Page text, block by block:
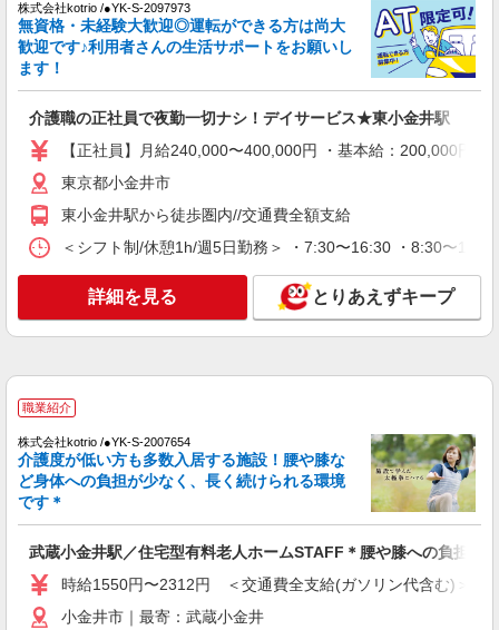
職業紹介
株式会社kotrio /●YK-S-2007654
＊腰や膝への負担少なめ◎
時給1550円〜2312円 ＜交通費全支給(ガソリ
キープ 詳細を見る
株式会社kotrio /●TC-H-1992649
小金井市内
キープ 詳細を見る
株式会社kotrio /●TC-H-1882937
レア＊欠員により急募！シニア向けマンション
で生活サポート
株式会社kotrio /●YK-S-2097973
無資格・未経験大歓迎◎運転ができる方は尚大
歓迎です♪利用者さんの生活サポートをお願いし
ます！
介護職の正社員で夜勤一切ナシ！デイサービス★東小金井駅
【正社員】月給240,000〜400,000円 ・基本給：200,000円
東京都小金井市
東小金井駅から徒歩圏内//交通費全額支給
＜シフト制/休憩1h/週5日勤務＞ ・7:30〜16:30 ・8:30〜
詳細を見る とりあえずキープ
職業紹介
株式会社kotrio /●YK-S-2007654
介護度が低い方も多数入居する施設！腰や膝な
ど身体への負担が少なく、長く続けられる環境
です＊
武蔵小金井駅／住宅型有料老人ホームSTAFF＊腰や膝への負担少
時給1550円〜2312円 ＜交通費全支給(ガソリン代含む)＞
小金井市｜最寄：武蔵小金井